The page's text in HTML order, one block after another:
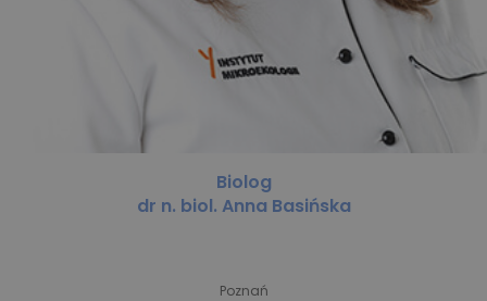
Biolog
dr n. biol. Anna Basińska
Poznań